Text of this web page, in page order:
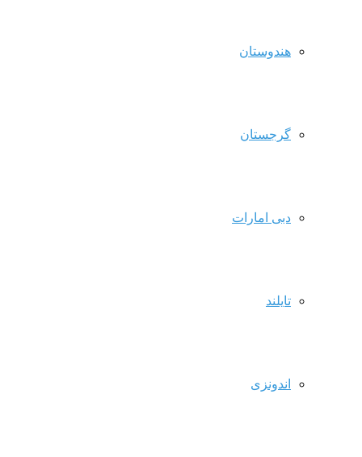
هندوستان
گرجستان
دبی امارات
تایلند
اندونزی